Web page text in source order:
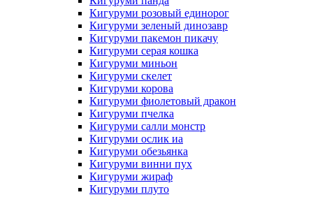
Кигуруми розовый единорог
Кигуруми зеленый динозавр
Кигуруми пакемон пикачу
Кигуруми серая кошка
Кигуруми миньон
Кигуруми скелет
Кигуруми корова
Кигуруми фиолетовый дракон
Кигуруми пчелка
Кигуруми салли монстр
Кигуруми ослик иа
Кигуруми обезьянка
Кигуруми винни пух
Кигуруми жираф
Кигуруми плуто